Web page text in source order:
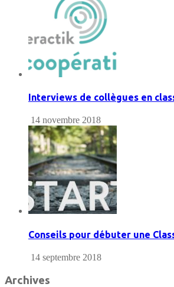
Interviews de collègues en
14 novembre 2018
Conseils pour débuter une
14 septembre 2018
Archives